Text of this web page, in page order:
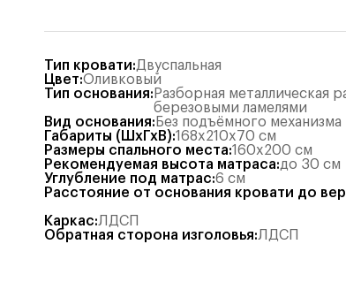
Тип кровати:Двуспальная
Цвет:Оливковый
Тип основания: Разборная металлическая
березовыми ламелями
Вид основания: Без подъёмного механизма
Габариты (ШхГхВ):168x210x70 см
Размеры спального места:160x200 см
Рекомендуемая высота матраса:до 30 см
Углубление под матрас:6 см
Расстояние от основания кровати до
Каркас:ЛДСП
Обратная сторона изголовья:ЛДСП